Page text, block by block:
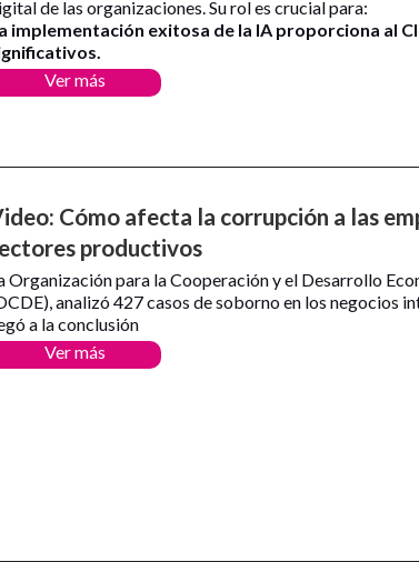
de las organizaciones. Su rol es crucial para:
implementación exitosa de la IA proporciona al
Ver más
Cómo afecta la corrupción a las
productivos
Organización para la Cooperación y el Desarrollo
analizó 427 casos de soborno en los negocios
a la conclusión
Ver más